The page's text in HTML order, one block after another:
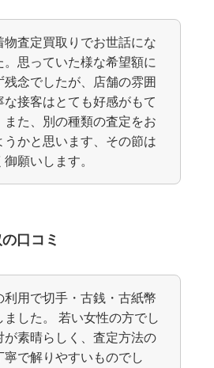
物査定買取りでお世話にな
。思っていた様な希望額に
残念でしたが、店舗の雰囲
な接客はとても好感がもて
また、別の種類の査定をお
うかと思います、その節は
願いします。
口コミ
利用で切手・古銭・古紙幣
ました。 若い女性の方でし
が素晴らしく、査定方法の
寧で解りやすいものでし